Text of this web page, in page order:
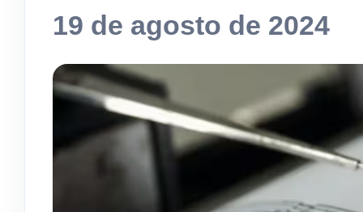
19 de agosto de 2024